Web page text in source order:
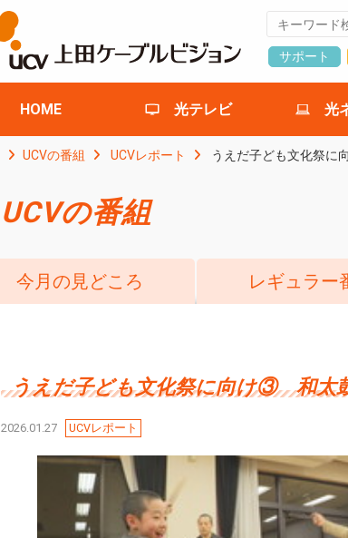
サポート
HOME 光テレビ 光
UCVの番組 UCVレポート うえだ子ども文化祭に
UCVの番組
今月の見どころ レギュラー
うえだ子ども文化祭に向け③ 和太
2026.01.27 UCVレポート